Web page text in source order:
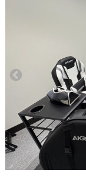
18:30
19:00